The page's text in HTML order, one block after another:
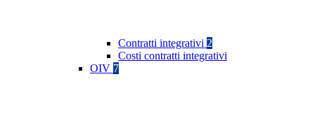
Contratti integrativi 2
Costi contratti integrativi
OIV 7